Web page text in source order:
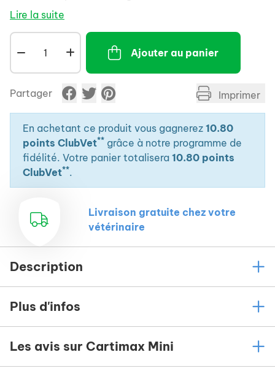
harpagophytum et reine des prés.
Lire la suite
Ajouter au panier
Partager Imprimer
En achetant ce produit vous gagnerez 10.80
points ClubVet** grâce à notre programme de
fidélité. Votre panier totalisera 10.80 points
ClubVet**.
Livraison gratuite chez votre
vétérinaire
Description
Plus d'infos
Les avis sur Cartimax Mini